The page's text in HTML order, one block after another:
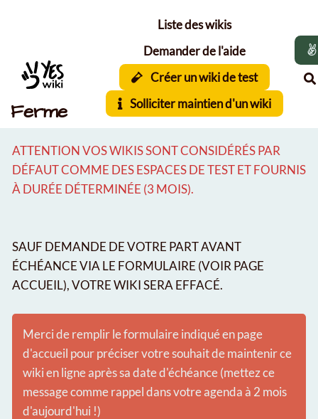
Ferme
Liste des wikis
Demander de l'aide
Créer un wiki de test
Solliciter maintien d'un wiki
ATTENTION VOS WIKIS SONT CONSIDÉRÉS PAR
DÉFAUT COMME DES ESPACES DE TEST ET FOURNIS
À DURÉE DÉTERMINÉE (3 MOIS).
SAUF DEMANDE DE VOTRE PART AVANT
ÉCHÉANCE VIA LE FORMULAIRE (VOIR PAGE
ACCUEIL), VOTRE WIKI SERA EFFACÉ.
Merci de remplir le formulaire indiqué en page
d'accueil pour préciser votre souhait de maintenir ce
wiki en ligne après sa date d'échéance (mettez ce
message comme rappel dans votre agenda à 2 mois
d'aujourd'hui !)